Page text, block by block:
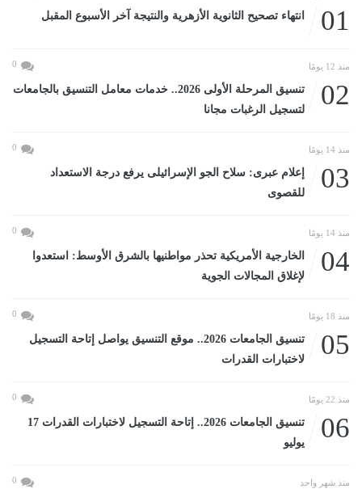
01 انتهاء تصحيح الثانوية الأزهرية والنتيجة آخر الأسبوع المقبل
منذ 12 يومًا 0
02
تنسيق المرحلة الأولى 2026.. خدمات معامل التنسيق بالجامعات
لتسجيل الرغبات مجانا
منذ 14 يومًا 0
03
إعلام عبرى: سلاح الجو الإسرائيلى يرفع درجة الاستعداد
للقصوى
منذ 14 يومًا 0
04
الخارجية الأمريكية تحذر مواطنيها بالشرق الأوسط: استعدوا
لإغلاق المجالات الجوية
منذ 18 يومًا 0
05
تنسيق الجامعات 2026.. موقع التنسيق يواصل إتاحة التسجيل
لاختبارات القدرات
منذ 22 يومًا 0
06
تنسيق الجامعات 2026.. إتاحة التسجيل لاختبارات القدرات 17
يوليو
منذ شهر واحد 0